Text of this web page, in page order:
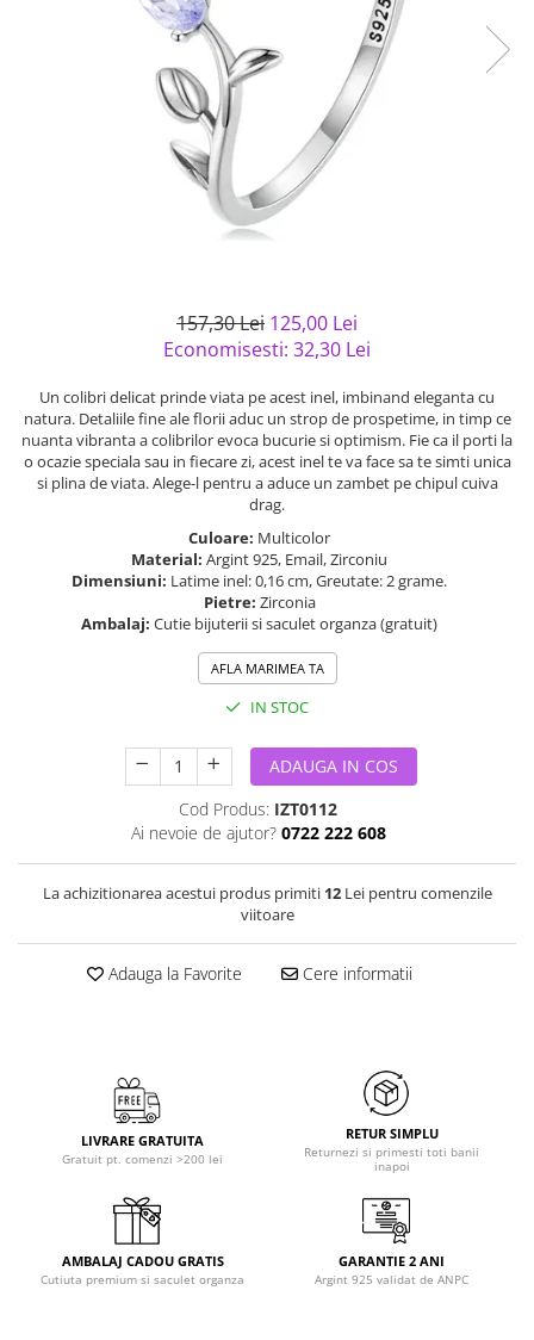
Bijuterii argint placat cu aur
Bijuterii argint cu diverse
Bijuterii argint cu murano
Bijuterii gotice si rock
Bijuterii Handmade
Casete si cutii de bijuterii
Solutii si lavete de curatare
157,30 Lei 125,00 Lei
Economisesti: 32,30 Lei
Un colibri delicat prinde viata pe acest inel, imbinand eleganta cu
natura. Detaliile fine ale florii aduc un strop de prospetime, in timp ce
nuanta vibranta a colibrilor evoca bucurie si optimism. Fie ca il porti la
o ocazie speciala sau in fiecare zi, acest inel te va face sa te simti unica
si plina de viata. Alege-l pentru a aduce un zambet pe chipul cuiva
drag.
Culoare: Multicolor
Material: Argint 925, Email, Zirconiu
Dimensiuni: Latime inel: 0,16 cm, Greutate: 2 grame.
Pietre: Zirconia
Ambalaj: Cutie bijuterii si saculet organza (gratuit)
AFLA MARIMEA TA
IN STOC
ADAUGA IN COS
Cod Produs: IZT0112
Ai nevoie de ajutor? 0722 222 608
La achizitionarea acestui produs primiti 12Lei pentru comenzile
viitoare
Adauga la Favorite Cere informatii
LIVRARE GRATUITA
Gratuit pt. comenzi >200 lei
RETUR SIMPLU
Returnezi si primesti toti banii
inapoi
AMBALAJ CADOU GRATIS
Cutiuta premium si saculet organza
GARANTIE 2 ANI
Argint 925 validat de ANPC